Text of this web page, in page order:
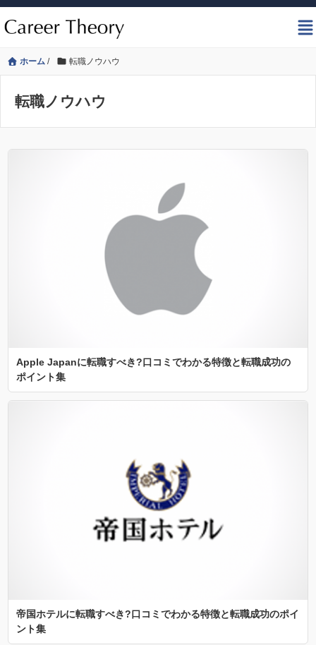
ホーム / 転職ノウハウ
転職ノウハウ
Apple Japanに転職すべき?口コミでわかる特徴と転職成功の
ポイント集
帝国ホテルに転職すべき?口コミでわかる特徴と転職成功のポイ
ント集